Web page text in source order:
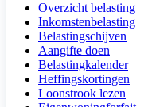
Overzicht belasting
Inkomstenbelasting
Belastingschijven
Aangifte doen
Belastingkalender
Heffingskortingen
Loonstrook lezen